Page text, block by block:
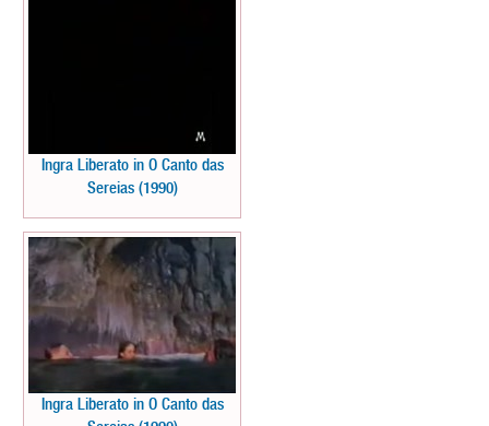
Ingra Liberato in O Canto das
Sereias (1990)
Ingra Liberato in O Canto das